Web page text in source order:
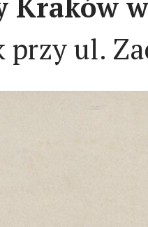
przy ul.